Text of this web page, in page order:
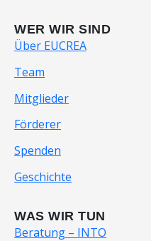
WER WIR SIND
Über EUCREA
Team
Mitglieder
Förderer
Spenden
Geschichte
WAS WIR TUN
Beratung – INTO